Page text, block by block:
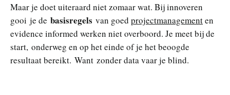
Maar je doet uiteraard niet zomaar wat. Bij innoveren
gooi je de basisregels van goed projectmanagementen
evidence informed werken niet overboord. Je meet bij de
start, onderweg en op het einde of je het beoogde
resultaat bereikt. Want zonder data vaar je blind.